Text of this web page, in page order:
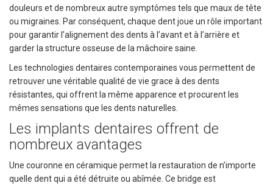
douleurs et de nombreux autre symptômes tels que maux de tête
ou migraines. Par conséquent, chaque dent joue un rôle important
pour garantir l’alignement des dents à l’avant et à l’arrière et
garder la structure osseuse de la mâchoire saine.
Les technologies dentaires contemporaines vous permettent de
retrouver une véritable qualité de vie grace à des dents
résistantes, qui offrent la même apparence et procurent les
mêmes sensations que les dents naturelles.
Les implants dentaires offrent de
nombreux avantages
Une couronne en céramique permet la restauration de n’importe
quelle dent qui a été détruite ou abîmée. Ce bridge est